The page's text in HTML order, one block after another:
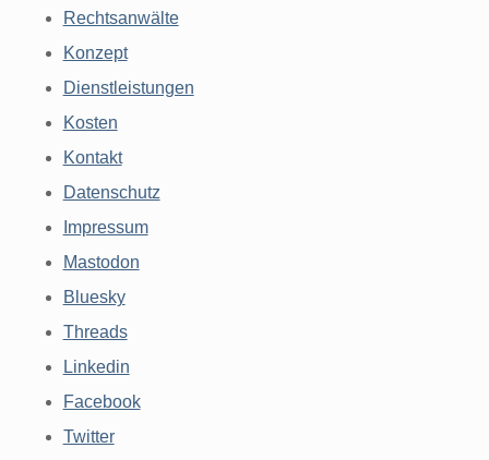
Rechtsanwälte
Konzept
Dienstleistungen
Kosten
Kontakt
Datenschutz
Impressum
Mastodon
Bluesky
Threads
Linkedin
Facebook
Twitter